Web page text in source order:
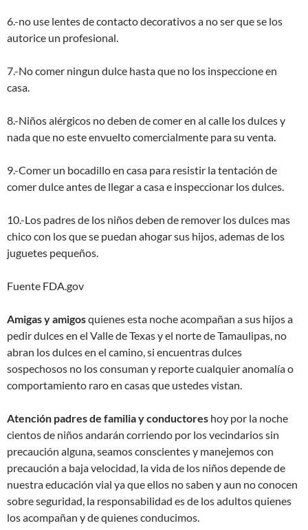
6.-no use lentes de contacto decorativos a no ser que se los
autorice un profesional.
7.-No comer ningun dulce hasta que no los inspeccione en
casa.
8.-Niños alérgicos no deben de comer en al calle los dulces y
nada que no este envuelto comercialmente para su venta.
9.-Comer un bocadillo en casa para resistir la tentación de
comer dulce antes de llegar a casa e inspeccionar los dulces.
10.-Los padres de los niños deben de remover los dulces mas
chico con los que se puedan ahogar sus hijos, ademas de los
juguetes pequeños.
Fuente FDA.gov
Amigas y amigosquienes esta noche acompañan a sus hijos a
pedir dulces en el Valle de Texas y el norte de Tamaulipas, no
abran los dulces en el camino, si encuentras dulces
sospechosos no los consuman y reporte cualquier anomalía o
comportamiento raro en casas que ustedes vistan.
Atención padres de familia y conductores hoy por la noche
cientos de niños andarán corriendo por los vecindarios sin
precaución alguna, seamos conscientes y manejemos con
precaución a baja velocidad, la vida de los niños depende de
nuestra educación vial ya que ellos no saben y aun no conocen
sobre seguridad, la responsabilidad es de los adultos quienes
los acompañan y de quienes conducimos.